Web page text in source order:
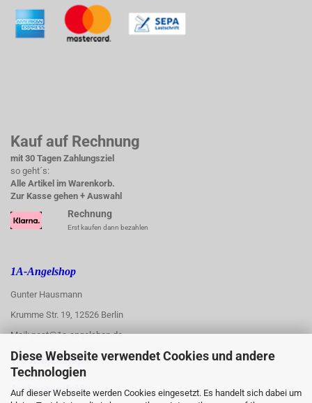
Diese Webseite verwendet Cookies und andere
Technologien
Auf dieser Webseite werden Cookies eingesetzt. Es handelt sich dabei um
Kauf auf Rechnung
mit 30 Tagen Zahlungsziel
so geht´s:
Alle Artikel im Warenkorb.
Zur Kasse gehen + Auswahl
Rechnung
Erst kaufen dann bezahlen
1A-Angelshop
Gunter Hausmann
Krumme Str. 19, 12526 Berlin
Mail: post@1a-angelshop.de
1A-Angelshop-
Ladengeschäft: :